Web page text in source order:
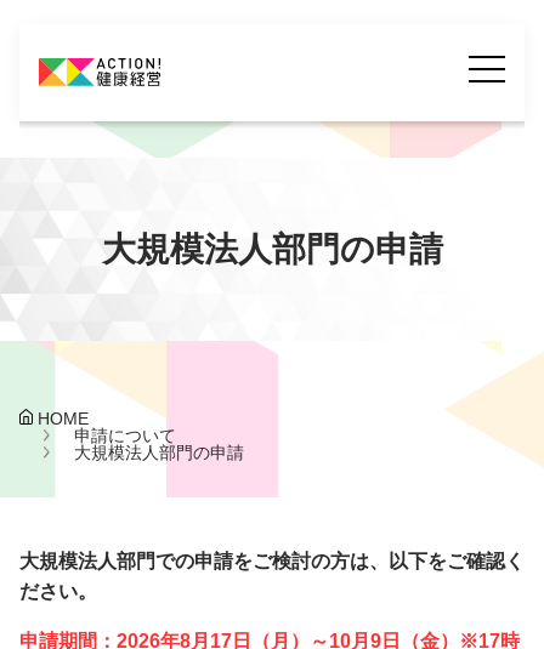
大規模法人部門の申請
HOME
申請について
大規模法人部門の申請
大規模法人部門での申請をご検討の方は、以下をご確認く
ださい。
申請期間：2026年8月17日（月）～10月9日（金）※17時